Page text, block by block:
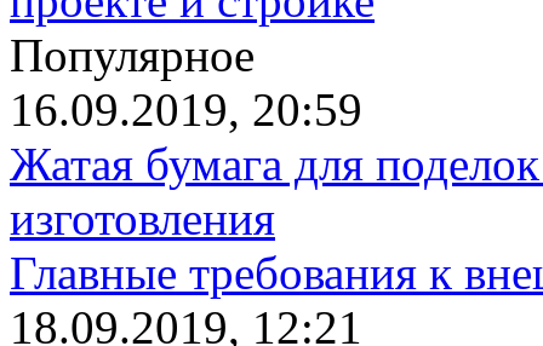
Популярное
16.09.2019, 20:59
Жатая бумага для
изготовления
Главные требования к
18.09.2019, 12:21